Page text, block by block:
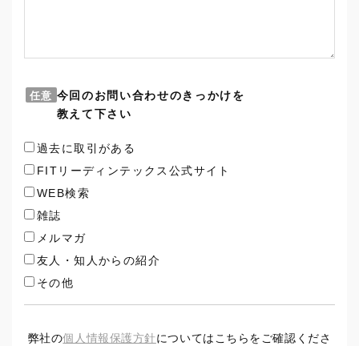
任意 今回のお問い合わせのきっかけを
教えて下さい
過去に取引がある
FITリーディンテックス公式サイト
WEB検索
雑誌
メルマガ
友人・知人からの紹介
その他
弊社の個人情報保護方針についてはこちらをご確認くださ